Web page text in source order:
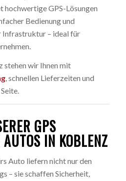
hochwertige GPS-Lösungen
Bedienung und
– ideal für
stehen wir Ihnen mit
, schnellen Lieferzeiten und
GPS
IN KOBLENZ
Auto liefern nicht nur den
– sie schaffen Sicherheit,